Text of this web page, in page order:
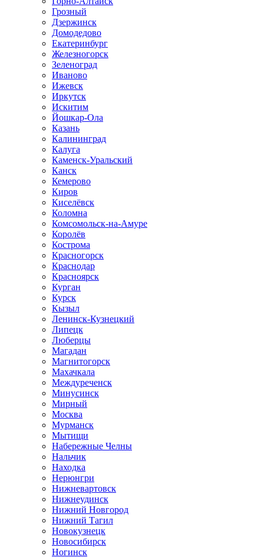
Грозный
Дзержинск
Домодедово
Екатеринбург
Железногорск
Зеленоград
Иваново
Ижевск
Иркутск
Искитим
Йошкар-Ола
Казань
Калининград
Калуга
Каменск-Уральский
Канск
Кемерово
Киров
Киселёвск
Коломна
Комсомольск-на-Амуре
Королёв
Кострома
Красногорск
Краснодар
Красноярск
Курган
Курск
Кызыл
Ленинск-Кузнецкий
Липецк
Люберцы
Магадан
Магнитогорск
Махачкала
Междуреченск
Минусинск
Мирный
Москва
Мурманск
Мытищи
Набережные Челны
Нальчик
Находка
Нерюнгри
Нижневартовск
Нижнеудинск
Нижний Новгород
Нижний Тагил
Новокузнецк
Новосибирск
Ногинск